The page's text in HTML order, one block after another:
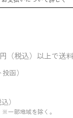
（税込）以上で送
函）
）
※一部地域を除く。